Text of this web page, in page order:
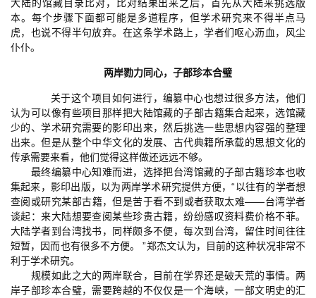
大陆的馆藏目录比对，比对结果出来之后，首先从大陆来挑选版
本。每个步骤下面都可能是多道程序，但学术研究来不得半点马
虎，也说不得半句放弃。在这条学术路上，学者们呕心沥血，风尘
仆仆。
两岸勠力同心，子部珍本合璧
关于这个项目如何进行，编纂中心也想过很多方法，他们
认为可以像有些项目那样把大陆馆藏的子部古籍集合起来，选馆藏
少的、学术研究需要的影印出来，然后挑选一些思想内容强的整理
出来。但是从整个中华文化的发展、古代典籍所承载的思想文化的
传承需要来看，他们觉得这样做还远远不够。
最终编纂中心知难而进，选择把台湾馆藏的子部古籍珍本也收
集起来，影印出版，以为两岸学术研究提供方便，“以往有的学者想
查阅或研究某部古籍，但是苦于看不到或者获取太难——台湾学者
谈起：来大陆想要查阅某些珍贵古籍，纷纷感叹资料费价格不菲。
大陆学者到台湾找书，同样颇多不便，每次到台湾，留住时间往往
短暂，因而也有很多不方便。 ”郑杰文认为，目前的这种状况非常不
利于学术研究。
规模如此之大的两岸联合，目前在学界还是破天荒的事情。两
岸子部珍本合璧，需要跨越的不仅仅是一个海峡，一部文明史的汇